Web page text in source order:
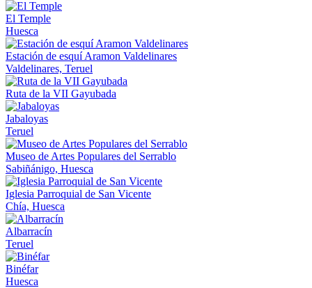
El Temple
Huesca
Estación de esquí Aramon Valdelinares
Valdelinares, Teruel
Ruta de la VII Gayubada
Jabaloyas
Teruel
Museo de Artes Populares del Serrablo
Sabiñánigo, Huesca
Iglesia Parroquial de San Vicente
Chía, Huesca
Albarracín
Teruel
Binéfar
Huesca